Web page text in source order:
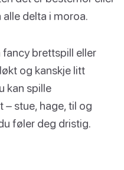
delta i moroa.
fancy brettspill eller
og kanskje litt
kan spille
– stue, hage, til og
føler deg dristig.